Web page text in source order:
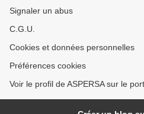
Signaler un abus
C.G.U.
Cookies et données personnelles
Préférences cookies
Voir le profil de ASPERSA sur le